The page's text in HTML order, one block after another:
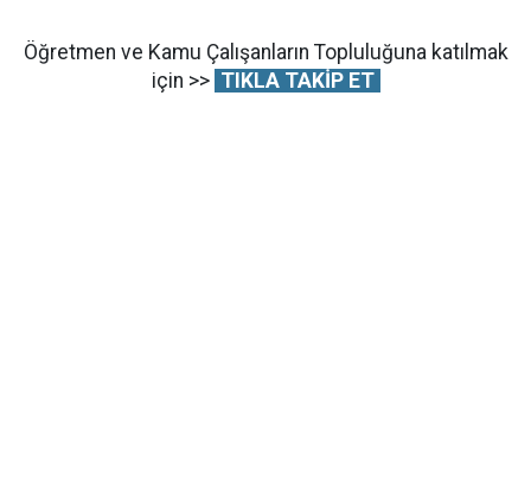
Öğretmen ve Kamu Çalışanların Topluluğuna katılmak
için >> TIKLA TAKİP ET